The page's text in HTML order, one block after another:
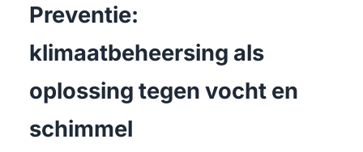
Preventie:
klimaatbeheersing als
oplossing tegen vocht en
schimmel